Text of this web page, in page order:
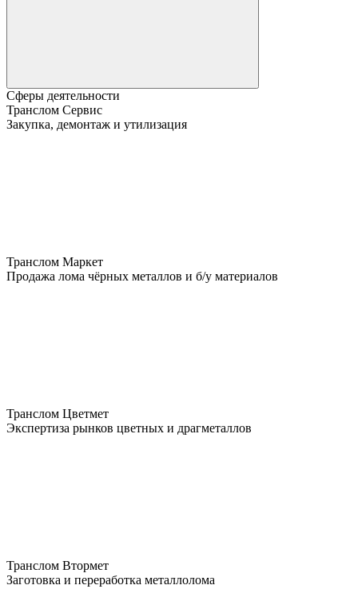
Сферы деятельности
Транслом Сервис
Закупка, демонтаж и утилизация
Транслом Маркет
Продажа лома чёрных металлов и б/у материалов
Транслом Цветмет
Экспертиза рынков цветных и драгметаллов
Транслом Втормет
Заготовка и переработка металлолома